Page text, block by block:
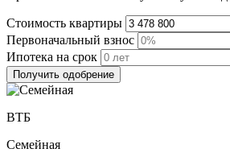
Стоимость квартиры
Первоначальный взнос
Ипотека на срок
Получить одобрение
ВТБ
Семейная